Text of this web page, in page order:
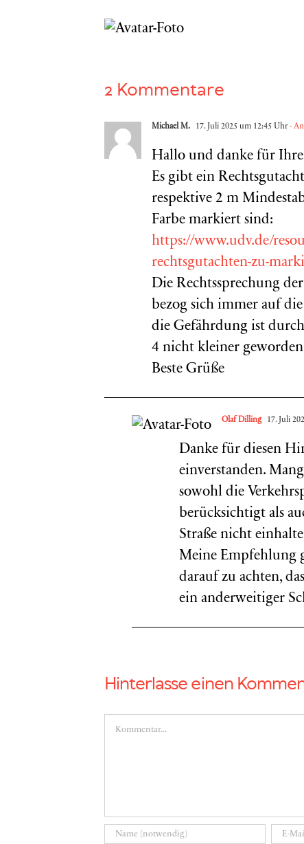
2 Kommentare
Michael M. 17. Juli 2025 um 12:45 Uhr-
Hallo und danke für
Es gibt ein
respektive 2 m
Farbe markiert sind:
https://www.udv.de/
rechtsgutachten-zu-
Die Rechtssprechung
bezog sich immer auf
die Gefährdung ist
4 nicht kleiner
Beste Grüße
Olaf Dilling 17. Juli
Danke für diesen
einverstanden.
sowohl die
berücksichtigt als
Straße nicht
Meine Empfehlung
darauf zu achten,
ein anderweitiger
Hinterlasse einen
Kommentar